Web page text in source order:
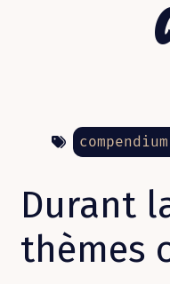
Durant
thèmes